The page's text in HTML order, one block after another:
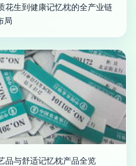
花生到健康记忆枕的全产业链
局
品与舒适记忆枕产品全览